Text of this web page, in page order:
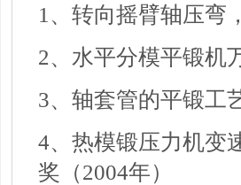
1、转向摇臂轴压弯
2、水平分模平锻机
3、轴套管的平锻工
4、热模锻压力机变
奖（2004年）